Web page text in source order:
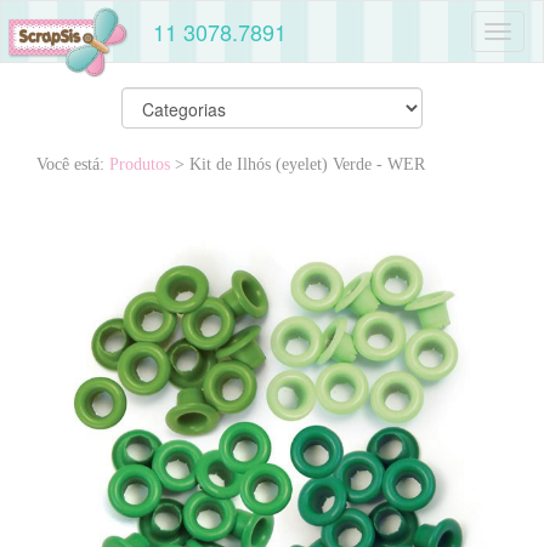
11 3078.7891
Você está: Produtos > Kit de Ilhós (eyelet) Verde - WER